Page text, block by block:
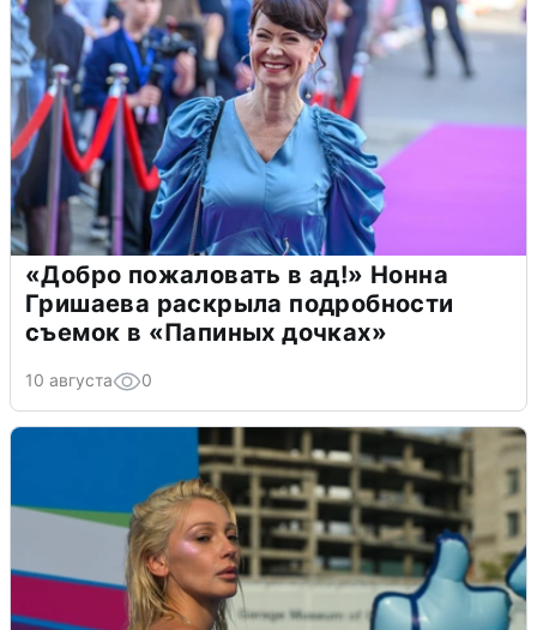
«Добро пожаловать в ад!» Нонна
Гришаева раскрыла подробности
съемок в «Папиных дочках»
10 августа 0